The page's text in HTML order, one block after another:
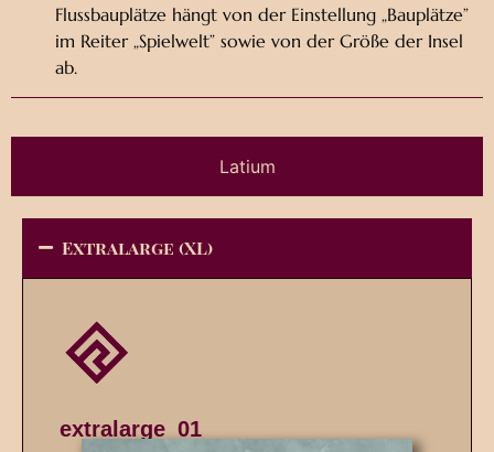
Flussbauplätze hängt von der Einstellung „Bauplätze”
im Reiter „Spielwelt” sowie von der Größe der Insel
ab.
Latium
Extralarge (XL)
extralarge_01